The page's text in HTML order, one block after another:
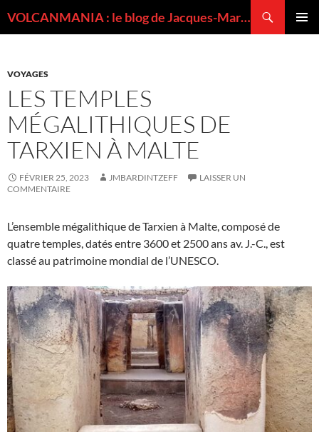
VOLCANMANIA : le blog de Jacques-Marie BARDINTZEFF, volcanologue
VOYAGES
LES TEMPLES
MÉGALITHIQUES DE
TARXIEN À MALTE
FÉVRIER 25, 2023 JMBARDINTZEFF
LAISSER UN
COMMENTAIRE
L’ensemble mégalithique de Tarxien à Malte, composé de
quatre temples, datés entre 3600 et 2500 ans av. J.-C., est
classé au patrimoine mondial de l’UNESCO.